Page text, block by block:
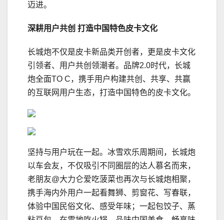
迈进。
深耕用户共创 打造中国特色皮卡文化
长城炮不仅是皮卡新品类开创者，更是皮卡文化
引领者、用户共创领潮者。品牌2.0时代，长城
炮全面TO C，携手用户构建共创、共享、共赢
的互联网用户生态，打造中国特色的皮卡文化。
坚持与用户玩在一起。冰雪欢乐周期间，长城炮
以车会友，不仅吸引不同圈层的达人慕名而来，
老朋友@大力仑爱吃菠菜也再次与长城炮相聚，
携手海内外用户一起看舞狮、剪窗花、写春联，
体验中国民俗文化、感受年味；一起包饺子、蒸